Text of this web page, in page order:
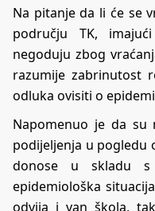
Na pitanje da li će se
području TK,
negoduju zbog
razumije zabrinutost
odluka ovisiti o
Napomenuo je da su
podijeljenja u pogledu
donose u skladu
epidemiološka
odvija i van škola,